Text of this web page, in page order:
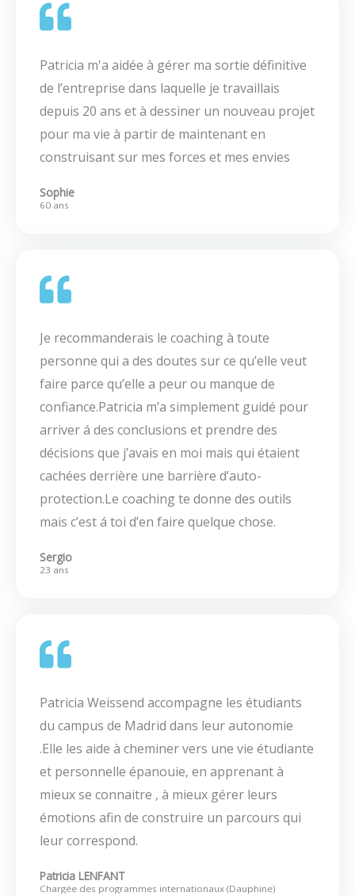
Patricia m'a aidée à gérer ma sortie définitive
de l’entreprise dans laquelle je travaillais
depuis 20 ans et à dessiner un nouveau projet
pour ma vie à partir de maintenant en
construisant sur mes forces et mes envies
Sophie
60 ans
Je recommanderais le coaching à toute
personne qui a des doutes sur ce qu’elle veut
faire parce qu’elle a peur ou manque de
confiance.Patricia m’a simplement guidé pour
arriver á des conclusions et prendre des
décisions que j’avais en moi mais qui étaient
cachées derrière une barrière d’auto-
protection.Le coaching te donne des outils
mais c’est á toi d’en faire quelque chose.
Sergio
23 ans
Patricia Weissend accompagne les étudiants
du campus de Madrid dans leur autonomie
.Elle les aide à cheminer vers une vie étudiante
et personnelle épanouie, en apprenant à
mieux se connaitre , à mieux gérer leurs
émotions afin de construire un parcours qui
leur correspond. ​
Patricia LENFANT​
Chargée des programmes internationaux (Dauphine)